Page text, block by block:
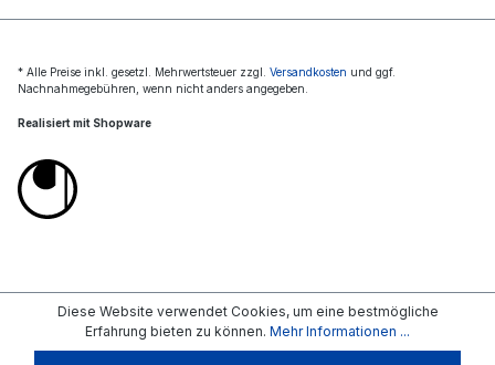
* Alle Preise inkl. gesetzl. Mehrwertsteuer zzgl. Versandkosten und ggf.
Nachnahmegebühren, wenn nicht anders angegeben.
Realisiert mit Shopware
Diese Website verwendet Cookies, um eine bestmögliche
Erfahrung bieten zu können. Mehr Informationen ...